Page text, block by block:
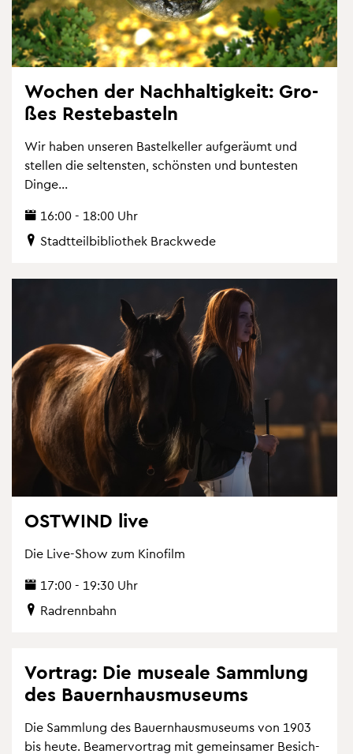
Wo­chen der Nach­hal­tig­keit: Gro­
ßes Res­te­bas­teln
Wir haben un­se­ren Bas­tel­kel­ler auf­ge­räumt und
stel­len die sel­tens­ten, schöns­ten und bun­tes­ten
Dinge...
16:00 - 18:00 Uhr
Stadt­teil­bi­blio­thek Brack­we­de
OST­WIND live
Die Live-Show zum Ki­no­film
17:00 - 19:30 Uhr
Rad­renn­bahn
Vor­trag: Die mu­sea­le Samm­lung
des Bau­ern­haus­mu­se­ums
Die Samm­lung des Bau­ern­haus­mu­se­ums von 1903
bis heute. Bea­mer­vor­trag mit ge­mein­sa­mer Be­sich­